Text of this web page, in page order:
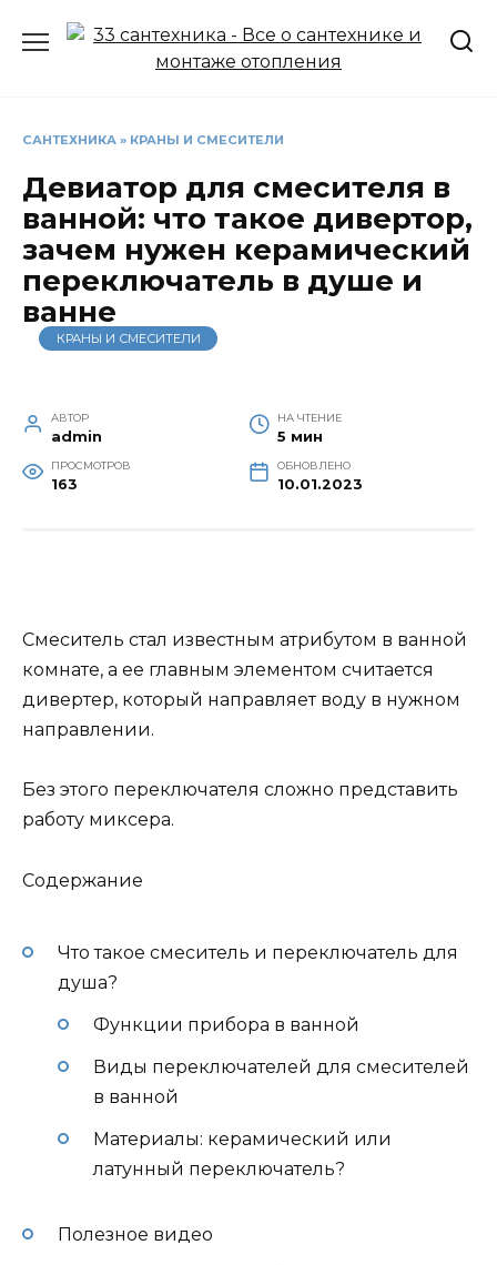
САНТЕХНИКА » КРАНЫ И СМЕСИТЕЛИ
Девиатор для смесителя в
ванной: что такое дивертор,
зачем нужен керамический
переключатель в душе и
ванне
КРАНЫ И СМЕСИТЕЛИ
АВТОР
admin
НА ЧТЕНИЕ
5 мин
ПРОСМОТРОВ
163
ОБНОВЛЕНО
10.01.2023
Смеситель стал известным атрибутом в ванной
комнате, а ее главным элементом считается
дивертер, который направляет воду в нужном
направлении.
Без этого переключателя сложно представить
работу миксера.
Содержание
Что такое смеситель и переключатель для
душа?
Функции прибора в ванной
Виды переключателей для смесителей
в ванной
Материалы: керамический или
латунный переключатель?
Полезное видео